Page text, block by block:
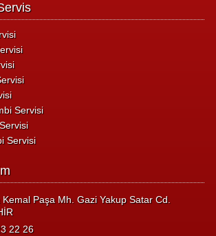
Servisi
Servisi
Kemal Paşa Mh. Gazi Yakup Satar Cd.
22 26